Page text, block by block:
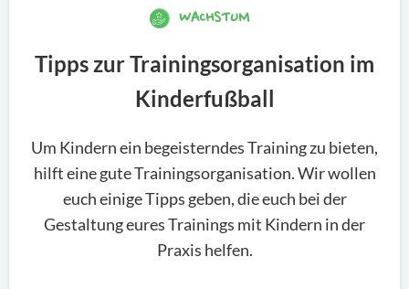
WACHSTUM
Tipps zur Trainingsorganisation im
Kinderfußball
Um Kindern ein begeisterndes Training zu bieten,
hilft eine gute Trainingsorganisation. Wir wollen
euch einige Tipps geben, die euch bei der
Gestaltung eures Trainings mit Kindern in der
Praxis helfen.